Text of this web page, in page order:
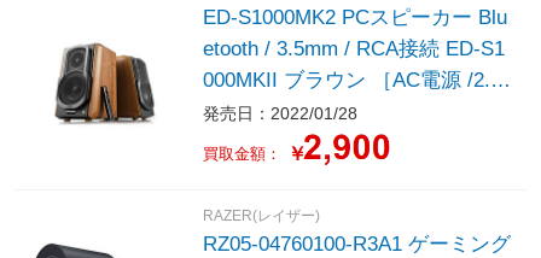
ED-S1000MK2 PCスピーカー Blu
etooth / 3.5mm / RCA接続 ED-S1
000MKII ブラウン ［AC電源 /2.0
ch］
発売日：2022/01/28
買取金額： ￥
RAZER(レイザー)
RZ05-04760100-R3A1 ゲーミング